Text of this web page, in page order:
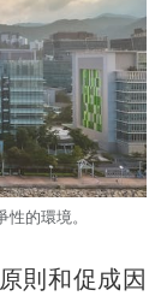
的環境。
則和促成因